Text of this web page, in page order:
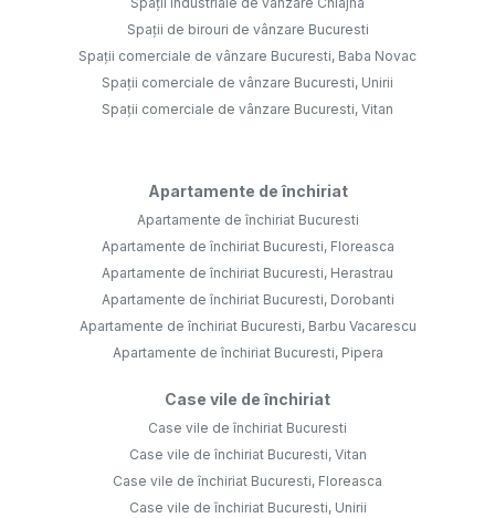
Spații de birouri de vânzare Bucuresti
Spații comerciale de vânzare Bucuresti, Baba Novac
Spații comerciale de vânzare Bucuresti, Unirii
Spații comerciale de vânzare Bucuresti, Vitan
Apartamente de închiriat
Apartamente de închiriat Bucuresti
Apartamente de închiriat Bucuresti, Floreasca
Apartamente de închiriat Bucuresti, Herastrau
Apartamente de închiriat Bucuresti, Dorobanti
Apartamente de închiriat Bucuresti, Barbu Vacarescu
Apartamente de închiriat Bucuresti, Pipera
Case vile de închiriat
Case vile de închiriat Bucuresti
Case vile de închiriat Bucuresti, Vitan
Case vile de închiriat Bucuresti, Floreasca
Case vile de închiriat Bucuresti, Unirii